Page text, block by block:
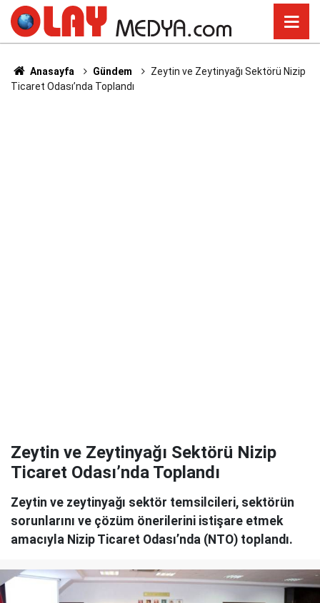
Anasayfa Gündem
Zeytin ve Zeytinyağı Sektörü Nizip
Ticaret Odası’nda Toplandı
Zeytin ve Zeytinyağı Sektörü Nizip
Ticaret Odası’nda Toplandı
Zeytin ve zeytinyağı sektör temsilcileri, sektörün
sorunlarını ve çözüm önerilerini istişare etmek
amacıyla Nizip Ticaret Odası’nda (NTO) toplandı.